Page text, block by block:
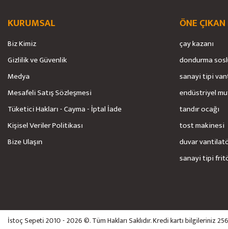
KURUMSAL
Biz Kimiz
Gizlilik ve Güvenlik
Medya
Mesafeli Satış Sözleşmesi
Tüketici Hakları - Cayma - İptal İade
Kişisel Veriler Politikası
Bize Ulaşın
ÖNE
çay kazanı
dondurma
sanayi tipi
endüstriyel
tandır ocağı
tost makinesi
duvar
sanayi tipi
İstoç Sepeti 2010 - 2026 ©. Tüm Hakları Saklıdır. Kredi kartı bilgileriniz